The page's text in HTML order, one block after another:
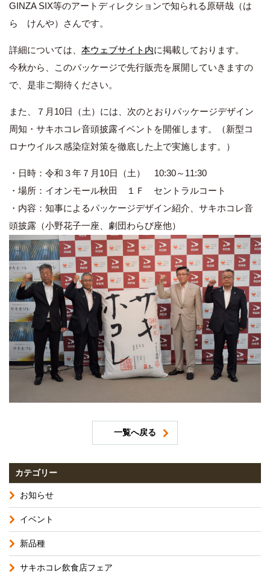
GINZA SIX等のアートディレクションで知られる原研哉（は
ら けんや）さんです。
詳細については、 本ウェブサイト内に掲載しております。
今秋から、このパッケージで先行販売を展開していきますの
で、是非ご期待ください。
また、７月10日（土）には、次のとおりパッケージデザイン
周知・サキホコレ音頭披露イベントを開催します。（新型コ
ロナウイルス感染症対策を徹底した上で実施します。）
・日時：令和３年７月10日（土） 10:30～11:30
・場所：イオンモール秋田 １Ｆ セントラルコート
・内容：知事によるパッケージデザイン紹介、サキホコレ音
頭披露（小野花子一座、劇団わらび座他）
一覧へ戻る
カテゴリー
お知らせ
イベント
新品種
サキホコレ飲食店フェア